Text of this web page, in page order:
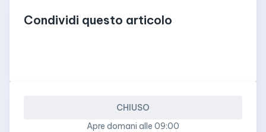
Condividi questo articolo
CHIUSO
Apre domani alle 09:00